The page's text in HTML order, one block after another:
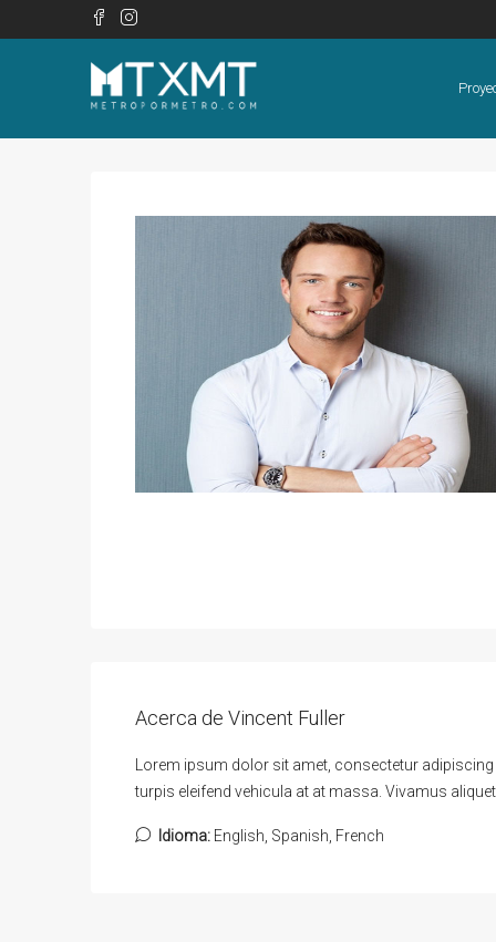
Acerca de Vincent Fuller
Lorem ipsum dolor sit amet, consectetur
turpis eleifend vehicula at at massa. Vivamus
Idioma: English, Spanish, French